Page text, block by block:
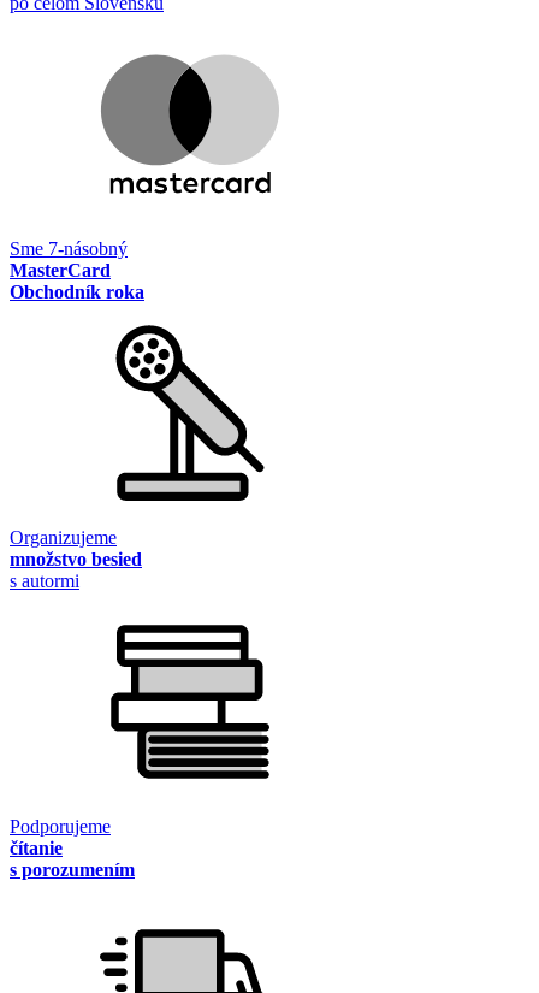
Sme 7-násobný
MasterCard
Obchodník roka
Organizujeme
množstvo besied
s autormi
Podporujeme
čítanie
s porozumením